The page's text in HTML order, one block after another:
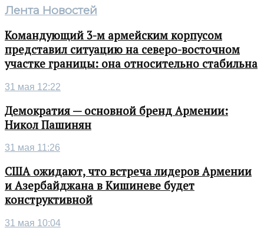
Лента Новостей
Командующий 3-м армейским корпусом
представил ситуацию на северо-восточном
участке границы: она относительно стабильна
31 мая 12:22
Демократия — основной бренд Армении:
Никол Пашинян
31 мая 11:26
США ожидают, что встреча лидеров Армении
и Азербайджана в Кишиневе будет
конструктивной
31 мая 10:04